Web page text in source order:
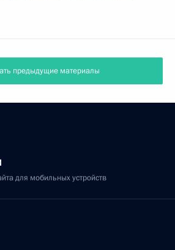
предыдущие материалы
для мобильных устройств